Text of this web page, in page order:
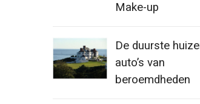
Make-up
De duurste
auto’s van
beroemdheden